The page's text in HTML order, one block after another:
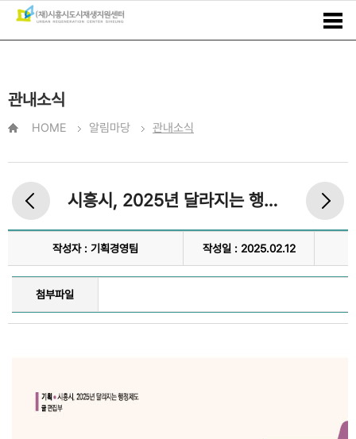
관내소식
HOME 알림마당 관내소식
시흥시, 2025년 달라지는 행정제도
작성자 : 기획경영팀 작성일 : 2025.02.12
첨부파일